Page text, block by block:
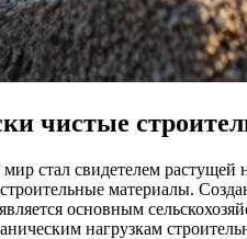
чистые
стал свидетелем
материалы.
основным
нагрузкам